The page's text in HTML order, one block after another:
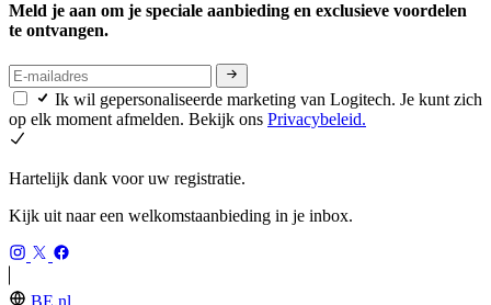
Meld je aan om je speciale aanbieding en exclusieve voordelen
te ontvangen.
Ik wil gepersonaliseerde marketing van Logitech. Je kunt zich
op elk moment afmelden. Bekijk ons Privacybeleid.
Hartelijk dank voor uw registratie.
Kijk uit naar een welkomstaanbieding in je inbox.